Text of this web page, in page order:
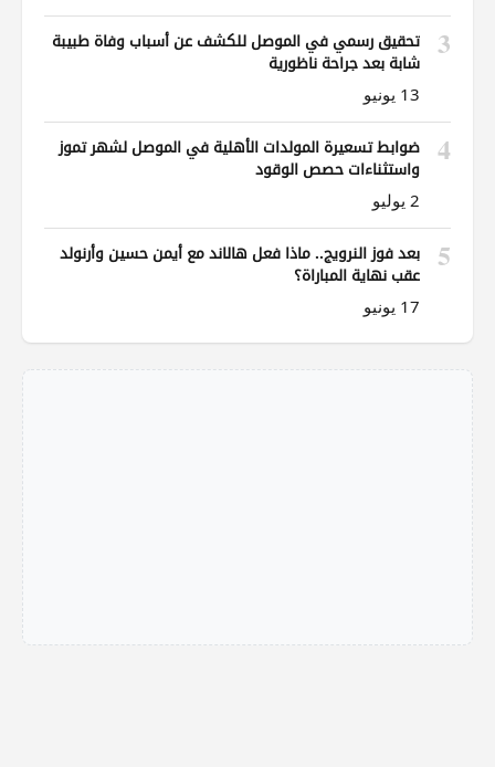
3
تحقيق رسمي في الموصل للكشف عن أسباب وفاة طبيبة
شابة بعد جراحة ناظورية
13 يونيو
4
ضوابط تسعيرة المولدات الأهلية في الموصل لشهر تموز
واستثناءات حصص الوقود
2 يوليو
5
بعد فوز النرويج.. ماذا فعل هالاند مع أيمن حسين وأرنولد
عقب نهاية المباراة؟
17 يونيو